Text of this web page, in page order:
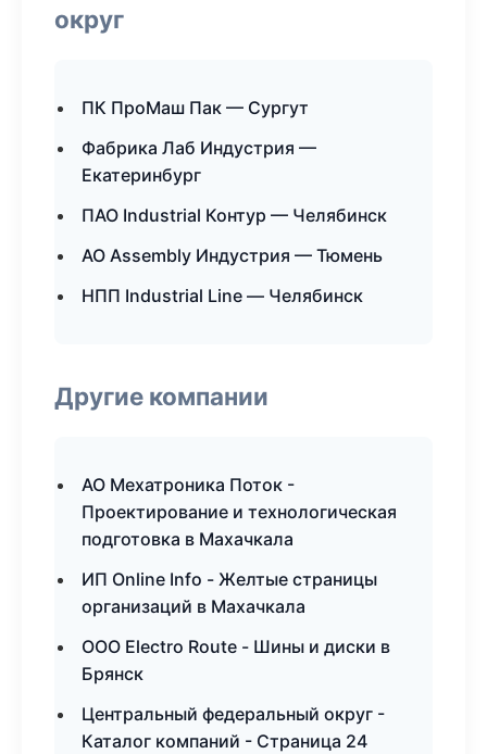
округ
ПК ПроМаш Пак — Сургут
Фабрика Лаб Индустрия —
Екатеринбург
ПАО Industrial Контур — Челябинск
АО Assembly Индустрия — Тюмень
НПП Industrial Line — Челябинск
Другие компании
АО Мехатроника Поток -
Проектирование и технологическая
подготовка в Махачкала
ИП Online Info - Желтые страницы
организаций в Махачкала
ООО Electro Route - Шины и диски в
Брянск
Центральный федеральный округ -
Каталог компаний - Страница 24